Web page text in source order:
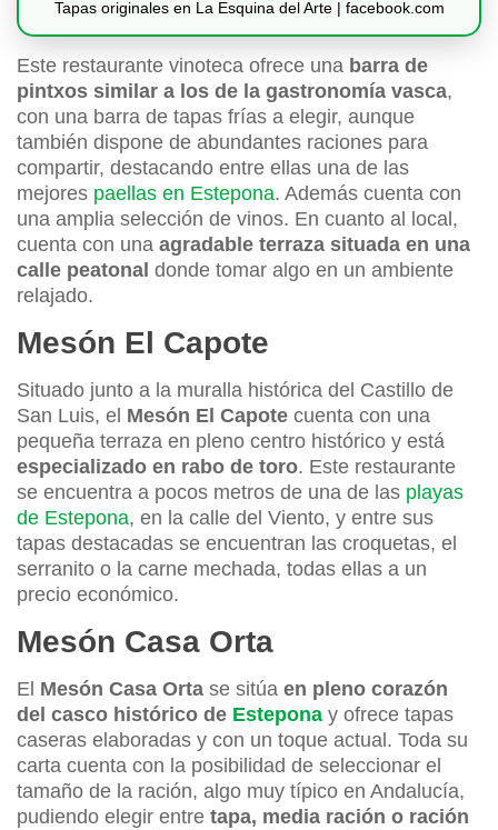
Tapas originales en La Esquina del Arte | facebook.com
Este restaurante vinoteca ofrece una barra de
pintxos similar a los de la gastronomía vasca,
con una barra de tapas frías a elegir, aunque
también dispone de abundantes raciones para
compartir, destacando entre ellas una de las
mejores paellas en Estepona. Además cuenta con
una amplia selección de vinos. En cuanto al local,
cuenta con una agradable terraza situada en una
calle peatonal donde tomar algo en un ambiente
relajado.
Mesón El Capote
Situado junto a la muralla histórica del Castillo de
San Luis, el Mesón El Capote cuenta con una
pequeña terraza en pleno centro histórico y está
especializado en rabo de toro. Este restaurante
se encuentra a pocos metros de una de las playas
de Estepona, en la calle del Viento, y entre sus
tapas destacadas se encuentran las croquetas, el
serranito o la carne mechada, todas ellas a un
precio económico.
Mesón Casa Orta
El Mesón Casa Orta se sitúa en pleno corazón
del casco histórico de Estepona y ofrece tapas
caseras elaboradas y con un toque actual. Toda su
carta cuenta con la posibilidad de seleccionar el
tamaño de la ración, algo muy típico en Andalucía,
pudiendo elegir entre tapa, media ración o ración